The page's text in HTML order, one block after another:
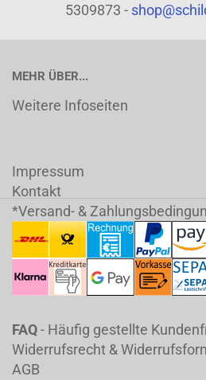
5309873 -
MEHR ÜBER...
Weitere Infoseiten
Impressum
Kontakt
*Versand- &
FAQ- Häufig gestellte
Widerrufsrecht &
AGB